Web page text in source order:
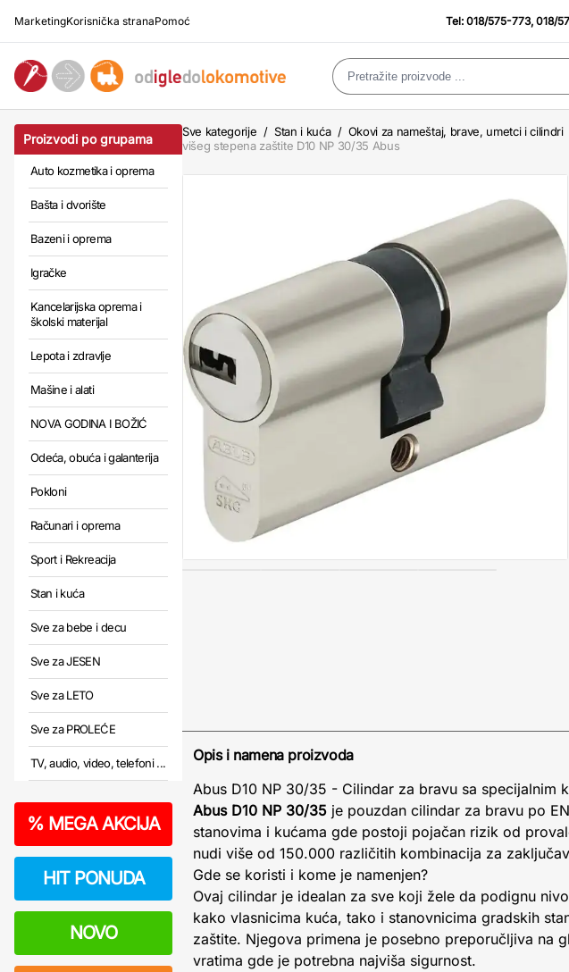
MarketingKorisnička stranaPomoć Tel:018/575-773,018/
Proizvodi po grupama
Auto kozmetika i oprema
Bašta i dvorište
Bazeni i oprema
Igračke
Kancelarijska oprema i
školski materijal
Lepota i zdravlje
Mašine i alati
NOVA GODINA I BOŽIĆ
Odeća, obuća i galanterija
Pokloni
Računari i oprema
Sport i Rekreacija
Stan i kuća
Sve za bebe i decu
Sve za JESEN
Sve za LETO
Sve za PROLEĆE
TV, audio, video, telefoni ...
% MEGA AKCIJA
HIT PONUDA
NOVO
Sve kategorije / Stan i kuća / Okovi za nameštaj, brave, umetci i cilindri
višeg stepena zaštite D10 NP 30/35 Abus
Opis i namena proizvoda
Abus D10 NP 30/35 - Cilindar za bravu sa specijalnim
Abus D10 NP 30/35 je pouzdan cilindar za bravu po
stanovima i kućama gde postoji pojačan rizik od
nudi više od 150.000 različitih kombinacija za
Gde se koristi i kome je namenjen?
Ovaj cilindar je idealan za sve koji žele da podignu
kako vlasnicima kuća, tako i stanovnicima gradskih
zaštite. Njegova primena je posebno preporučljiva na
vratima gde je potrebna najviša sigurnost.